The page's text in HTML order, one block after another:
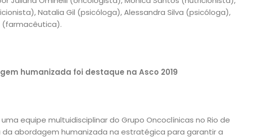
Natalia Gil (psicóloga), Alessandra Silva (psicóloga),
(farmacêutica).
humanizada foi destaque na Asco 2019
equipe multuidisciplinar do Grupo Oncoclínicas no Rio de
da abordagem humanizada na estratégica para garantir a